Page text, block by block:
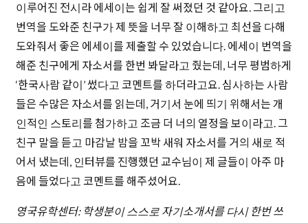
이루어진 전시라 에세이는 쉽게 잘 써졌던 것 같아요. 그리고
번역을 도와준 친구가 제 뜻을 너무 잘 이해하고 최선을 다해
도와줘서 좋은 에세이를 제출할 수 있었습니다. 에세이 번역을
해준 친구에게 자소서를 한번 봐달라고 줬는데, 너무 평범하게
‘한국사람 같이’ 썼다고 코멘트를 하더라고요. 심사하는 사람
들은 수많은 자소서를 읽는데, 거기서 눈에 띄기 위해서는 개
인적인 스토리를 첨가하고 조금 더 너의 열정을 보이라고. 그
친구 말을 듣고 마감날 밤을 꼬박 새워 자소서를 거의 새로 적
어서 냈는데, 인터뷰를 진행했던 교수님이 제 글들이 아주 마
음에 들었다고 코멘트를 해주셨어요.
영국유학센터: 학생분이 스스로 자기소개서를 다시 한번 쓰